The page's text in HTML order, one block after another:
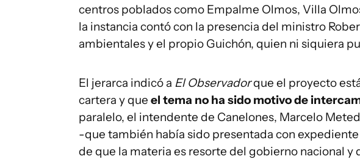
centros poblados como Empalme Olmos, Villa
la instancia contó con la presencia del ministro
ambientales y el propio Guichón, quien ni siquiera
El jerarca indicó a El Observadorque el proyecto
cartera y que el tema no ha sido motivo de
paralelo, el intendente de Canelones, Marcelo
-que también había sido presentada con
de que la materia es resorte del gobierno nacional y